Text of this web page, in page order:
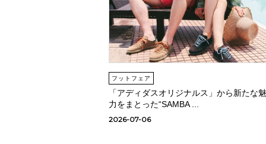
フットフェア
「アディダスオリジナルス」から新たな魅
力をまとった“SAMBA ...
2026-07-06